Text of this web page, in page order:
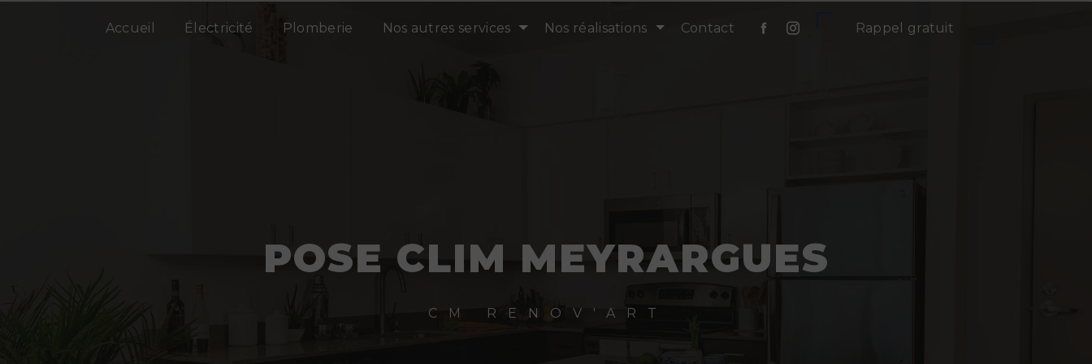
Accueil Électricité Plomberie Nos autres services Nos réalisations Contact Rappel gratuit
POSE CLIM MEYRARGUES
CM RENOV'ART